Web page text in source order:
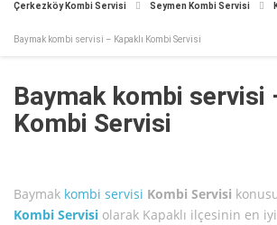
Çerkezköy Kombi Servisi Seymen Kombi Servisi
Baymak kombi servisi – Kapaklı Kombi Servisi
Baymak kombi servisi
Kombi Servisi
Baymak kombi servisi Kombi Servisi
Kombi Servisi olarak Kapaklı ilçesinin en